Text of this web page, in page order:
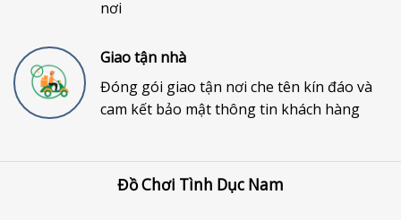
nơi
Giao tận nhà
Đóng gói giao tận nơi che tên kín đáo và
cam kết bảo mật thông tin khách hàng
Đồ Chơi Tình Dục Nam